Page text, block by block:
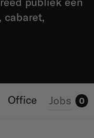
cabaret,
Office Jobs 0